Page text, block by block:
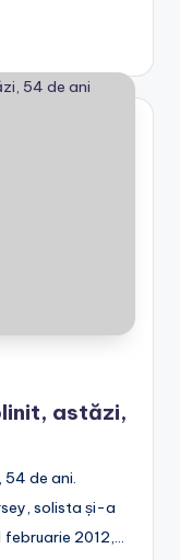
astăzi,
de ani.
solista și-a
februarie 2012,…